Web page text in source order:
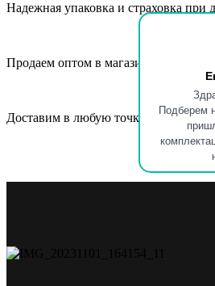
Подберем
Надежная упаковка и страховка при
Продаем оптом в магазины, СТО и
Доставим в любую точку России и